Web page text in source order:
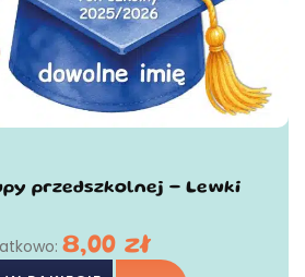
przedszkolnej - Lewki
8,00zł